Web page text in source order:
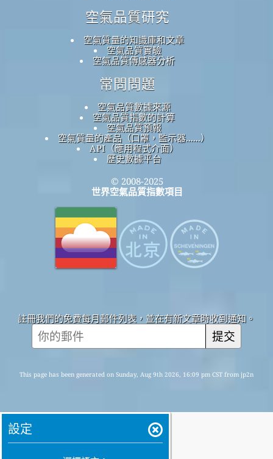
空氣品質研究
空氣質量的知識庫和文章
空氣品質實驗
空氣品質傳感器分析
常問問題
空氣品質數據來源
空氣品質指數的計算
空氣品質預報
空氣質量的產品（口罩，監示器......）
API（應用程式介面）
歷史數據平台
© 2008-2025
世界空氣品質指數項目
註冊我們的免費每月郵件列表，並在有新文章時收到通知。
提交
This page has been generated on Sunday, Aug 9th 2026, 16:09 pm CST from jp2n
設定